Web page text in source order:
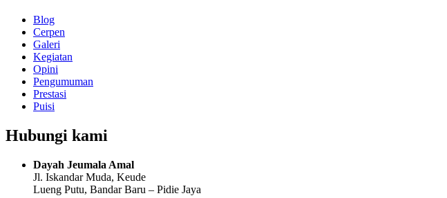
Blog
Cerpen
Galeri
Kegiatan
Opini
Pengumuman
Prestasi
Puisi
Hubungi kami
Dayah Jeumala Amal
Jl. Iskandar Muda, Keude
Lueng Putu, Bandar Baru – Pidie Jaya